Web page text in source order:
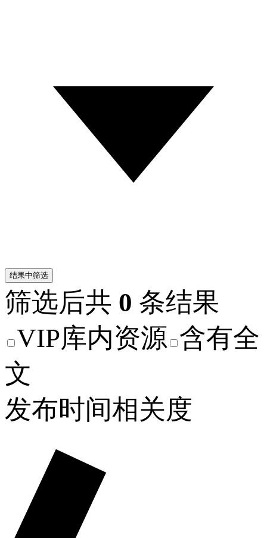
结果中筛选
筛选后共 0 条结果
VIP库内资源 含有全
文
发布时间相关度